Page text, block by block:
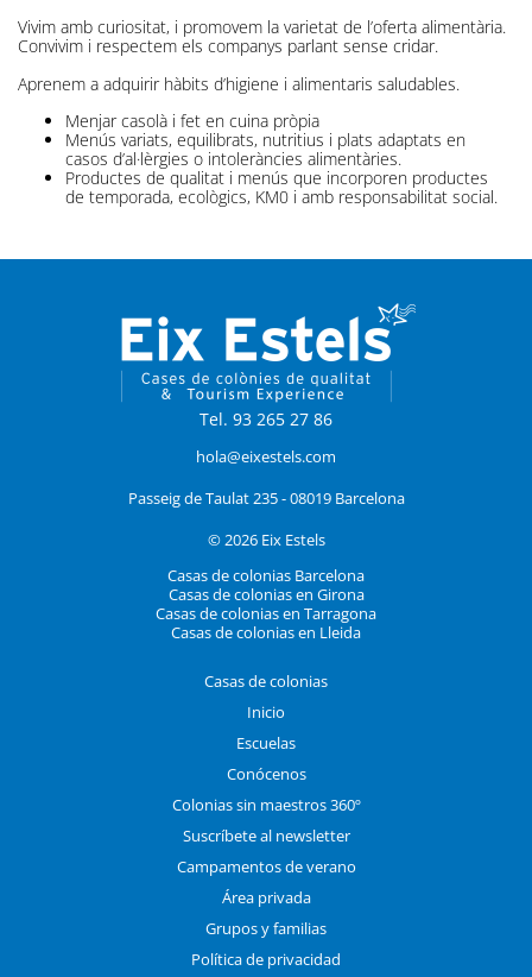
Vivim amb curiositat, i promovem la varietat de l’oferta alimentària.
Convivim i respectem els companys parlant sense cridar.
Aprenem a adquirir hàbits d’higiene i alimentaris saludables.
Menjar casolà i fet en cuina pròpia
Menús variats, equilibrats, nutritius i plats adaptats en
casos d’al·lèrgies o intoleràncies alimentàries.
Productes de qualitat i menús que incorporen productes
de temporada, ecològics, KM0 i amb responsabilitat social.
Tel. 93 265 27 86
hola@eixestels.com
Passeig de Taulat 235 - 08019 Barcelona
© 2026 Eix Estels
Casas de colonias Barcelona
Casas de colonias en Girona
Casas de colonias en Tarragona
Casas de colonias en Lleida
Casas de colonias
Inicio
Escuelas
Conócenos
Colonias sin maestros 360º
Suscríbete al newsletter
Campamentos de verano
Área privada
Grupos y familias
Política de privacidad